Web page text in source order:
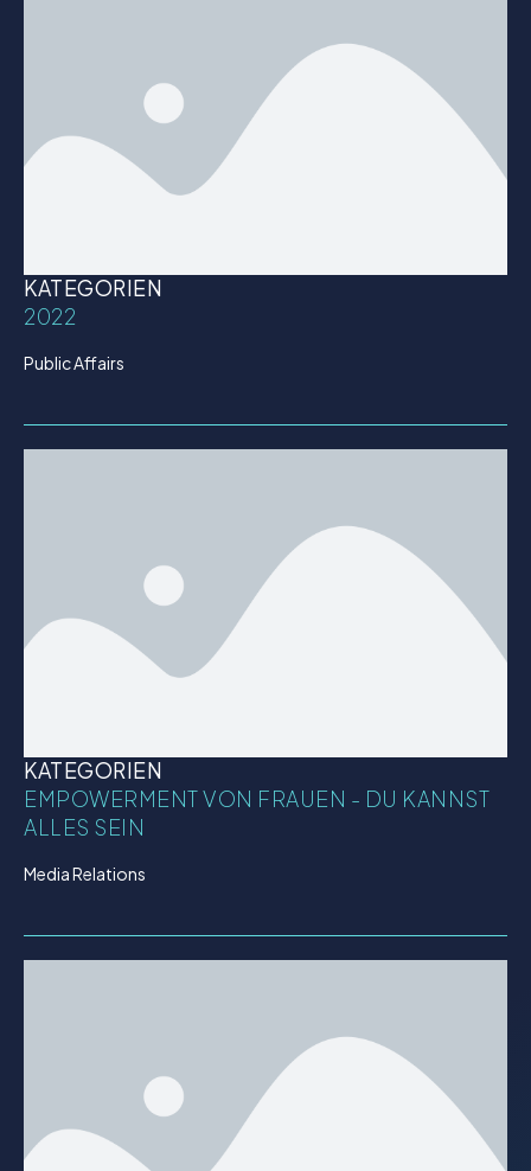
KATEGORIEN
2022
Public Affairs
KATEGORIEN
EMPOWERMENT VON FRAUEN - DU KANNST
ALLES SEIN
Media Relations